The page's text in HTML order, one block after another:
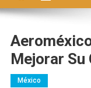
Mejorar Su
México